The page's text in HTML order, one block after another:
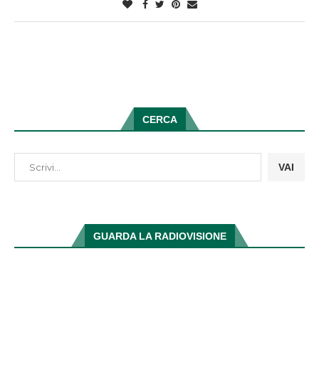
CERCA
VAI
GUARDA LA RADIOVISIONE